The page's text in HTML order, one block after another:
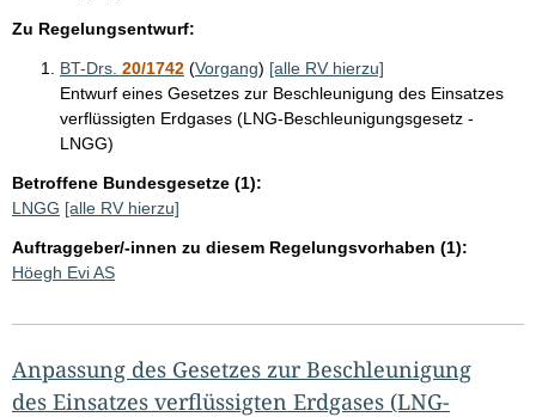
S
e
Zu Regelungsentwurf:
BT-Drs. 20/1742 (Vorgang) [alle RV hierzu]
Entwurf eines Gesetzes zur Beschleunigung des Einsatzes
verflüssigten Erdgases (LNG-Beschleunigungsgesetz -
LNGG)
Betroffene Bundesgesetze (1):
LNGG [alle RV hierzu]
Auftraggeber/-innen zu diesem Regelungsvorhaben (1):
Höegh Evi AS
Anpassung des Gesetzes zur Beschleunigung
des Einsatzes verflüssigten Erdgases (LNG-